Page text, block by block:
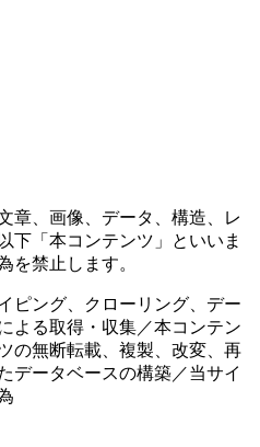
章、画像、データ、構造、レ
下「本コンテンツ」といいま
を禁止します。
ピング、クローリング、デー
よる取得・収集／本コンテン
の無断転載、複製、改変、再
データベースの構築／当サイ